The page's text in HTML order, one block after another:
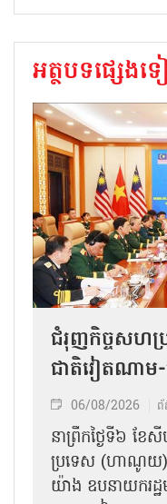
អត្ថបទផ្សេងទ
ជំរុញកិច្ចសហប្រ
ជាតិវៀតណាម
06/08/2026 ព័
នា​ព្រឹកថ្ងៃទី៦ ខែ
ប្រទេស (ហាណូយ)
យ៉ាង ឧបនាយករដ្ឋម